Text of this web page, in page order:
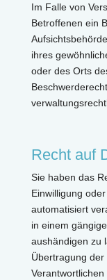
Im Falle von
Betroffenen ein
ihres
oder des Orts
Recht auf
Sie haben das
Einwilligung
automatisiert
in einem
aushändigen zu
Übertragung